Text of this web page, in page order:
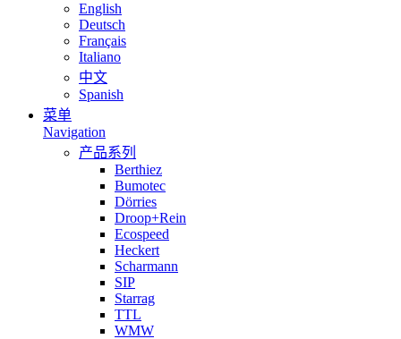
English
Deutsch
Français
Italiano
中文
Spanish
菜单
Navigation
产品系列
Berthiez
Bumotec
Dörries
Droop+Rein
Ecospeed
Heckert
Scharmann
SIP
Starrag
TTL
WMW